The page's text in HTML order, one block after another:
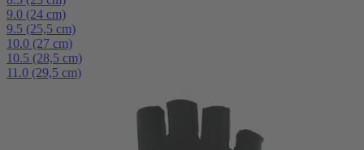
9.0 (24 cm)
9.5 (25,5 cm)
10.0 (27 cm)
10.5 (28,5 cm)
11.0 (29,5 cm)